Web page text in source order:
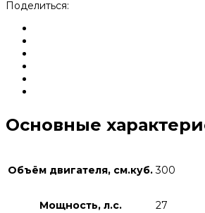
Поделиться:
Основные
Объём двигателя, см.куб. 300
Мощность, л.с. 27